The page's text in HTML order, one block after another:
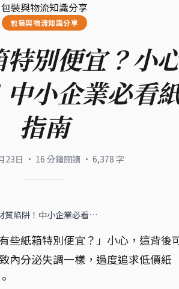
包裝與物流知識分享
包裝與物流知識分享
別便宜？小
小企業必看
指南
23日 · 16 分鐘閱讀 · 6,378 字
質陷阱！中小企業必看…
些紙箱特別便宜？」小心，這背後
內分泌失調一樣，過度追求低價紙